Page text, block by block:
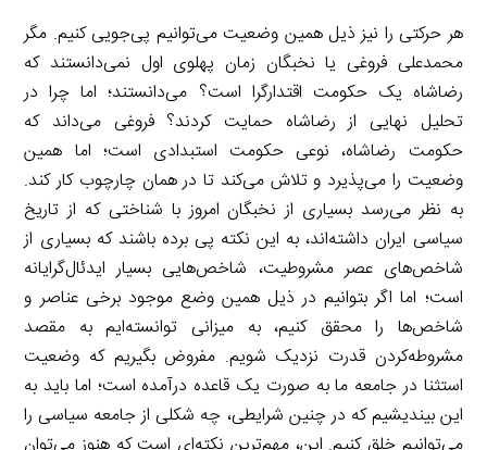
هر حرکتی را نیز ذیل همین وضعیت می‌توانیم پی‌جویی کنیم. مگر
محمدعلی فروغی یا نخبگان زمان پهلوی اول نمی‌دانستند که
رضاشاه یک حکومت اقتدارگرا است؟ می‌دانستند؛ اما چرا در
تحلیل نهایی از رضاشاه حمایت کردند؟ فروغی می‌داند که
حکومت رضاشاه، نوعی حکومت استبدادی است؛ اما همین
وضعیت را می‌پذیرد و تلاش می‌کند تا در همان چارچوب کار کند.
به نظر می‌رسد بسیاری از نخبگان امروز با شناختی که از تاریخ
سیاسی ایران داشته‌اند، به این نکته پی برده باشند که بسیاری از
شاخص‌های عصر مشروطیت، شاخص‌هایی بسیار ایدئال‌گرایانه
است؛ اما اگر بتوانیم در ذیل همین وضع موجود برخی عناصر و
شاخص‌ها را محقق کنیم، به میزانی توانسته‌ایم به مقصد
مشروطه‌کردن قدرت نزدیک شویم. مفروض بگیریم که وضعیت
استثنا در جامعه ما به‌ صورت یک قاعده درآمده است؛ اما باید به
این بیندیشیم که در چنین شرایطی، چه شکلی از جامعه سیاسی را